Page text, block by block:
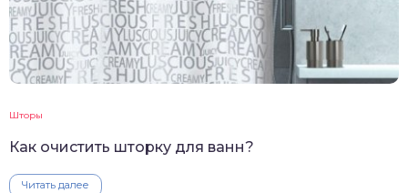
Шторы
Как очистить шторку для ванн?
Читать далее